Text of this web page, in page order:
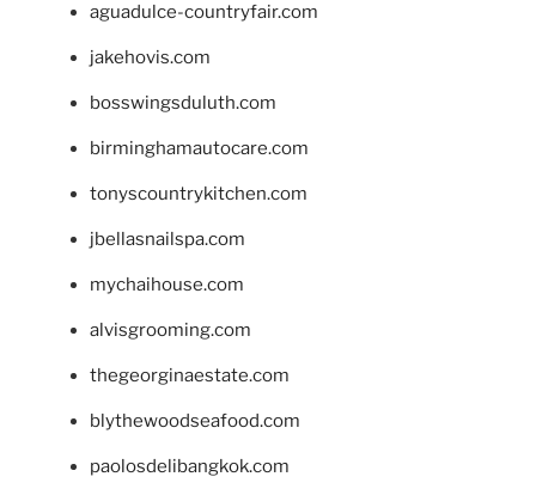
aguadulce-countryfair.com
jakehovis.com
bosswingsduluth.com
birminghamautocare.com
tonyscountrykitchen.com
jbellasnailspa.com
mychaihouse.com
alvisgrooming.com
thegeorginaestate.com
blythewoodseafood.com
paolosdelibangkok.com